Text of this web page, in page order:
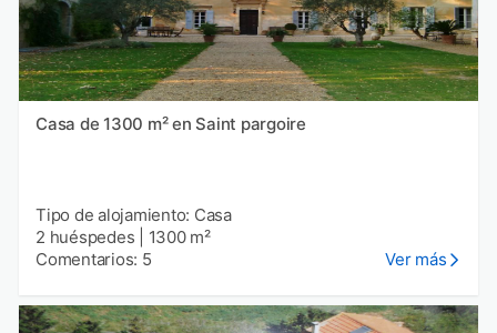
Casa de 1300 m² en Saint pargoire
Tipo de alojamiento: Casa
2 huéspedes
1300 m²
Comentarios: 5
Ver más